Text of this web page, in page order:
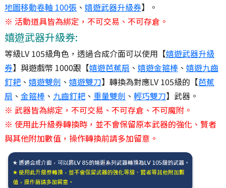
地圖移動卷軸 100張、 嬉遊武器升級券】。
※ 活動道具皆為綁定，不可交易、不可存倉。
嬉遊武器升級券:
等級LV 105級角色，透過合成介面可以使用【嬉遊武器升級
券】與遊戲幣 1000跟【嬉遊芭蕉扇 、 嬉遊金箍棒、 嬉遊九齒
釘耙、 嬉遊雙劍 、 嬉遊雙刀】轉換為對應LV 105級的【芭蕉
扇 、 金箍棒、 九齒釘耙、 重量雙劍 、 輕巧雙刀】武器。
※ 武器皆為綁定，不可交易、不可存倉、不可魔附。
※ 使用此升級券轉換時，並不會保留原本武器的強化、賢者
與其他附加數值，操作轉換前請多加留意。